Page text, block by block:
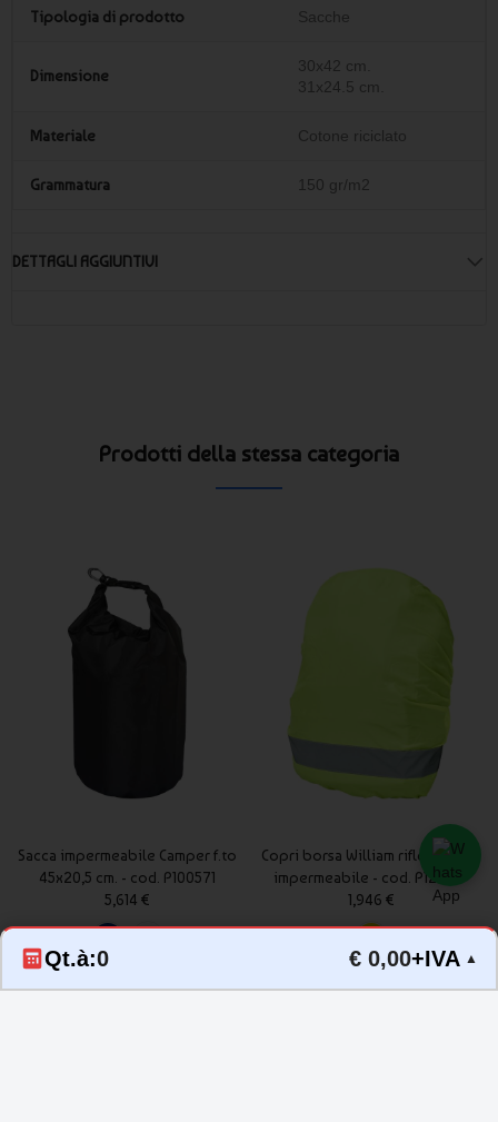
Qt.à:0 € 0,00+IVA ▲
Tipologia di prodotto Sacche
Dimensione
30x42 cm.
31x24.5 cm.
Materiale Cotone riciclato
Grammatura 150 gr/m2
DETTAGLI AGGIUNTIVI
Prodotti della stessa categoria
Sacca impermeabile Camper f.to
45x20,5 cm. - cod. P100571
5,614 €
Copri borsa William riflettente e
impermeabile - cod. P122017
1,946 €